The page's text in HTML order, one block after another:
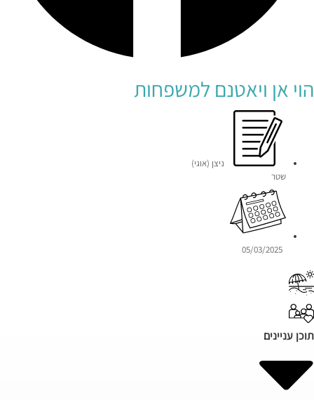
הוי אן ויאטנם למשפחות
ניצן (אוגי)
שטר
05/03/2025
תוכן עניינים